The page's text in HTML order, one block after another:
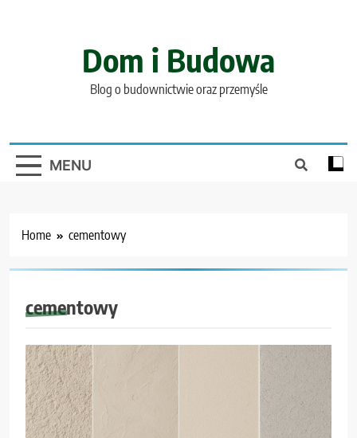
Dom i Budowa
Blog o budownictwie oraz przemyśle
MENU
Home cementowy
cementowy